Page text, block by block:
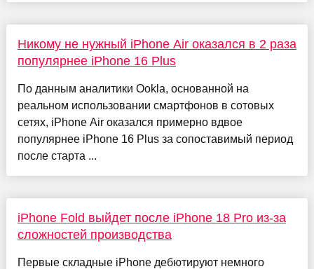
Никому не нужный iPhone Air оказался в 2 раза
популярнее iPhone 16 Plus
По данным аналитики Ookla, основанной на
реальном использовании смартфонов в сотовых
сетях, iPhone Air оказался примерно вдвое
популярнее iPhone 16 Plus за сопоставимый период
после старта ...
iPhone Fold выйдет после iPhone 18 Pro из-за
сложностей производства
Первые складные iPhone дебютируют немного